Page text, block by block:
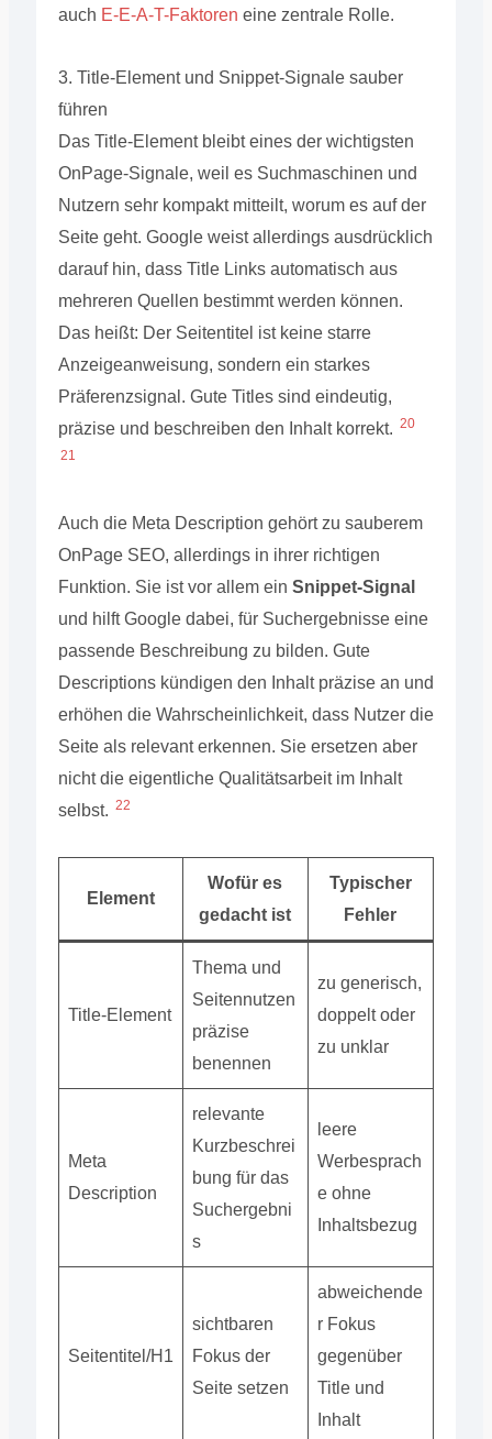
auch E-E-A-T-Faktoren eine zentrale Rolle.
3. Title-Element und Snippet-Signale sauber
führen
Das Title-Element bleibt eines der wichtigsten
OnPage-Signale, weil es Suchmaschinen und
Nutzern sehr kompakt mitteilt, worum es auf der
Seite geht. Google weist allerdings ausdrücklich
darauf hin, dass Title Links automatisch aus
mehreren Quellen bestimmt werden können.
Das heißt: Der Seitentitel ist keine starre
Anzeigeanweisung, sondern ein starkes
Präferenzsignal. Gute Titles sind eindeutig,
präzise und beschreiben den Inhalt korrekt. 20
21
Auch die Meta Description gehört zu sauberem
OnPage SEO, allerdings in ihrer richtigen
Funktion. Sie ist vor allem ein Snippet-Signal
und hilft Google dabei, für Suchergebnisse eine
passende Beschreibung zu bilden. Gute
Descriptions kündigen den Inhalt präzise an und
erhöhen die Wahrscheinlichkeit, dass Nutzer die
Seite als relevant erkennen. Sie ersetzen aber
nicht die eigentliche Qualitätsarbeit im Inhalt
selbst. 22
Element
Wofür es
gedacht ist
Typischer
Fehler
Title-Element
Thema und
Seitennutzen
präzise
benennen
zu generisch,
doppelt oder
zu unklar
Meta
Description
relevante
Kurzbeschrei
bung für das
Suchergebni
s
leere
Werbesprach
e ohne
Inhaltsbezug
Seitentitel/H1
sichtbaren
Fokus der
Seite setzen
abweichende
r Fokus
gegenüber
Title und
Inhalt